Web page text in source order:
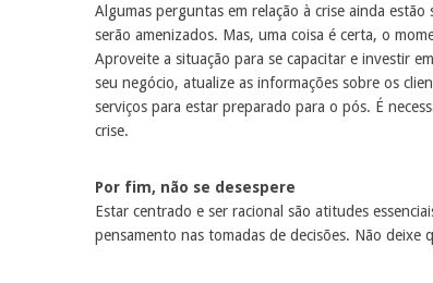
Algumas perguntas em relação à crise ainda
serão amenizados. Mas, uma coisa é certa, o
Aproveite a situação para se capacitar e investir
seu negócio, atualize as informações sobre os
serviços para estar preparado para o pós. É
crise.
Por fim, não se desespere
Estar centrado e ser racional são atitudes
pensamento nas tomadas de decisões. Não deixe